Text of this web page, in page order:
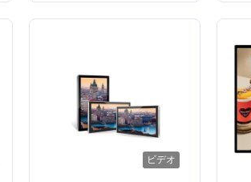
ビデオ